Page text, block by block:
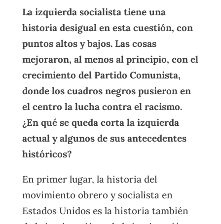
La izquierda socialista tiene una
historia desigual en esta cuestión, con
puntos altos y bajos. Las cosas
mejoraron, al menos al principio, con el
crecimiento del Partido Comunista,
donde los cuadros negros pusieron en
el centro la lucha contra el racismo.
¿En qué se queda corta la izquierda
actual y algunos de sus antecedentes
históricos?
En primer lugar, la historia del
movimiento obrero y socialista en
Estados Unidos es la historia también